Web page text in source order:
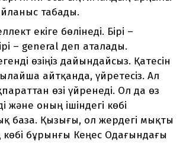
табады.
екіге бөлінеді. Бірі –
– general деп аталады.
өзіңіз дайындайсыз. Қатесін
айтқанда, үйретесіз. Ал
өзі үйренеді. Ол да өз
және оның ішіндегі көбі
база. Қызығы, ол жердегі мықты
бұрынғы Кеңес Одағындағы